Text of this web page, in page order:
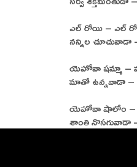
ఎల్ రోయి – ఎల్
నన్నిల
యెహోవా షమ్మా –
మాతో ఉన్నవాడా –
యెహోవా షాలోం –
శాంతి నొసగువాడా